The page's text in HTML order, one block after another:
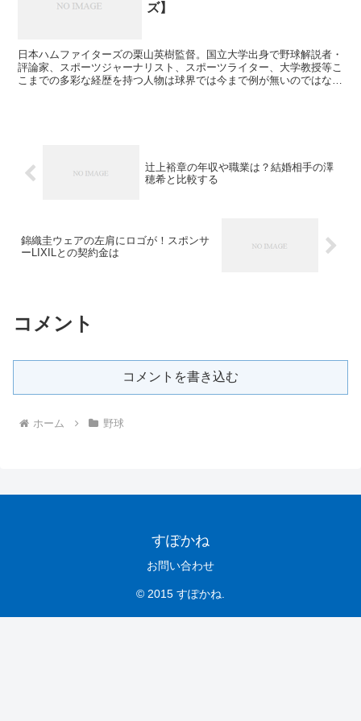
ズ】
日本ハムファイターズの栗山英樹監督。国立大学出身で野球解説者・
評論家、スポーツジャーナリスト、スポーツライター、大学教授等こ
こまでの多彩な経歴を持つ人物は球界では今まで例が無いのではない
辻上裕章の年収や職業は？結婚相手の澤
穂希と比較する
錦織圭ウェアの左肩にロゴが！スポンサ
ーLIXILとの契約金は
コメント
コメントを書き込む
ホーム 野球
すぽかね
お問い合わせ
© 2015 すぽかね.